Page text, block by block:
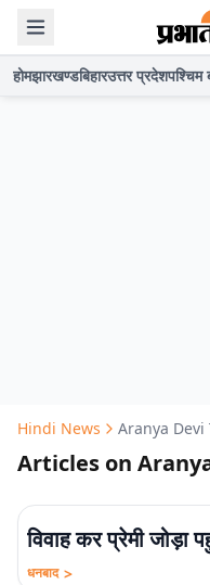
होमझारखण्डबिहारउत्तर प्रदेशपश्चिम
Hindi News Aranya Devi
Articles on
विवाह कर प्रेमी जोड़ा
धनबाद >